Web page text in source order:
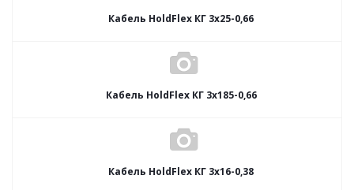
Кабель HoldFlex КГ 3x25-0,66
Кабель HoldFlex КГ 3x185-0,66
Кабель HoldFlex КГ 3x16-0,38